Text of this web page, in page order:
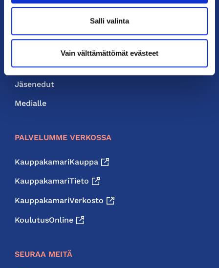
Salli valinta
Vain välttämättömät evästeet
Neuvonta ja palvelut
Jäsenedut
Medialle
PALVELUMME VERKOSSA
KauppakamariKauppa
KauppakamariTieto
KauppakamariVerkosto
KoulutusOnline
SEURAA MEITÄ